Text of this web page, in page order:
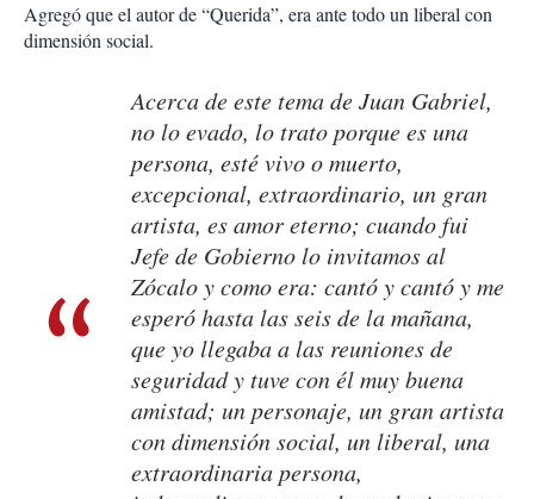
Agregó que el autor de “Querida”, era ante todo un liberal con
dimensión social.
Acerca de este tema de Juan Gabriel,
no lo evado, lo trato porque es una
persona, esté vivo o muerto,
excepcional, extraordinario, un gran
artista, es amor eterno; cuando fui
Jefe de Gobierno lo invitamos al
Zócalo y como era: cantó y cantó y me
esperó hasta las seis de la mañana,
que yo llegaba a las reuniones de
seguridad y tuve con él muy buena
amistad; un personaje, un gran artista
con dimensión social, un liberal, una
extraordinaria persona,